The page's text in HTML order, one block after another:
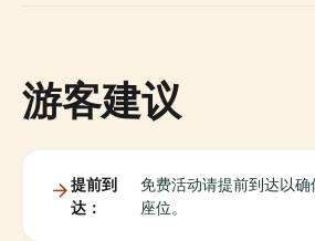
游客建议
提前到
达：
免费活动请提前到达以
座位。